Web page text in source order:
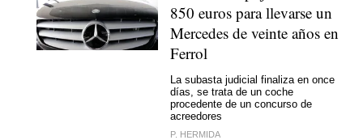
850 euros para llevarse un
Mercedes de veinte años en
Ferrol
La subasta judicial finaliza en once
días, se trata de un coche
procedente de un concurso de
acreedores
P. HERMIDA